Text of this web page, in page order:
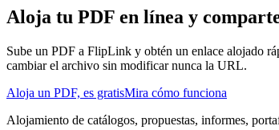
Aloja tu PDF en línea y
Sube un PDF a FlipLink y obtén un enlace alojado
cambiar el archivo sin modificar nunca la URL.
Aloja un PDF, es gratisMira cómo funciona
Alojamiento de catálogos, propuestas, informes,